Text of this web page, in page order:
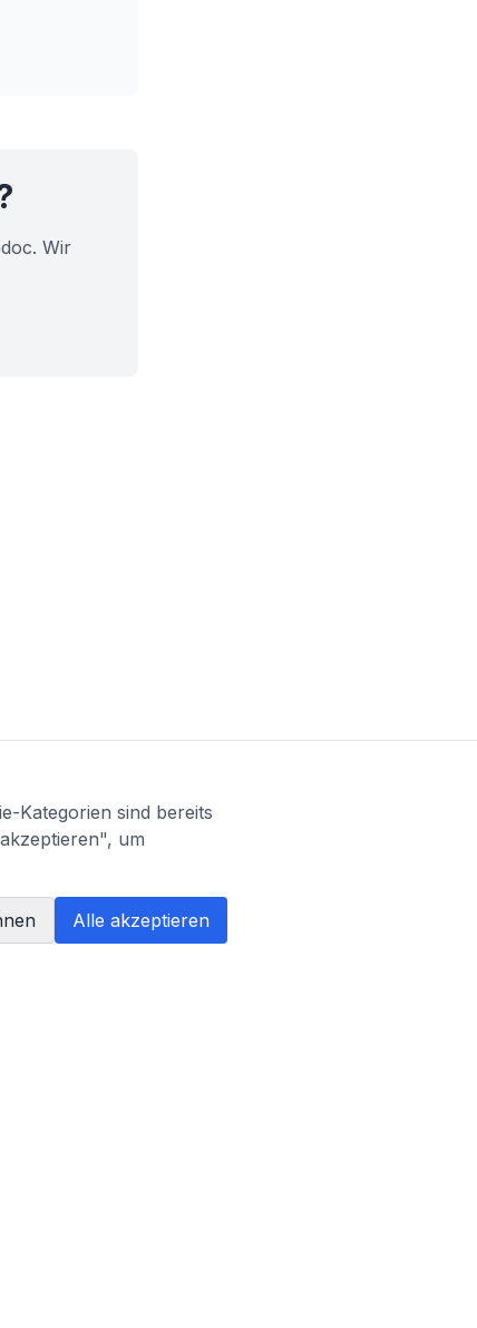
Wir
Kategorien sind bereits
um
Alle akzeptieren